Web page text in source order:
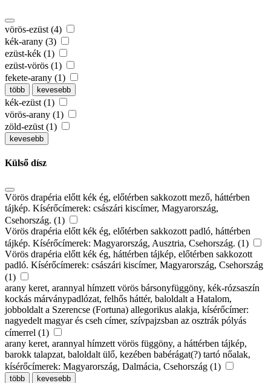
vörös-ezüst (4)
kék-arany (3)
ezüst-kék (1)
ezüst-vörös (1)
fekete-arany (1)
több kevesebb
kék-ezüst (1)
vörös-arany (1)
zöld-ezüst (1)
kevesebb
Külső dísz
Vörös drapéria előtt kék ég, előtérben sakkozott mező, háttérben
tájkép. Kísérőcímerek: császári kiscímer, Magyarország,
Csehország. (1)
Vörös drapéria előtt kék ég, előtérben sakkozott padló, háttérben
tájkép. Kísérőcímerek: Magyarország, Ausztria, Csehország. (1)
Vörös drapéria előtt kék ég, háttérben tájkép, előtérben sakkozott
padló. Kísérőcímerek: császári kiscímer, Magyarország, Csehország
(1)
arany keret, arannyal hímzett vörös bársonyfüggöny, kék-rózsaszín
kockás márványpadlózat, felhős háttér, baloldalt a Hatalom,
jobboldalt a Szerencse (Fortuna) allegorikus alakja, kísérőcímer:
nagyedelt magyar és cseh címer, szívpajzsban az osztrák pólyás
címerrel (1)
arany keret, arannyal hímzett vörös függöny, a háttérben tájkép,
barokk talapzat, baloldalt ülő, kezében babérágat(?) tartó nőalak,
kísérőcímerek: Magyarország, Dalmácia, Csehország (1)
több kevesebb